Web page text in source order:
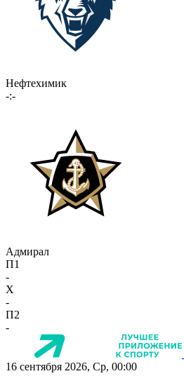
Нефтехимик
-:-
Адмирал
П1
-
X
-
П2
-
16 сентября 2026, Ср, 00:00